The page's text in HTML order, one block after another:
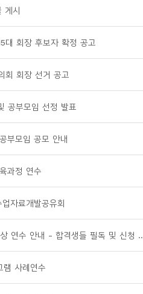
게시
대 회장 후보자 확정 공고
회 회장 선거 공고
공부모임 선정 발표
부모임 공모 안내
과정 연수
자료개발공유회
연수 안내 - 합격생들 필독 및 신청 ..
램 사례연수